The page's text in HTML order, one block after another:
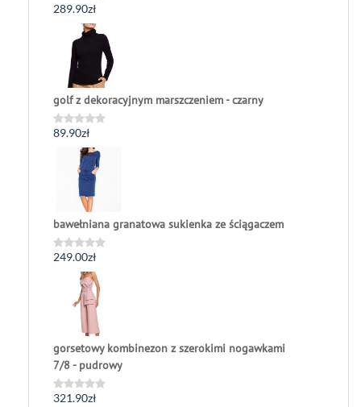
Oceniono
289.90zł
golf z dekoracyjnym marszczeniem - czarny
Oceniono
89.90zł
bawełniana granatowa sukienka ze ściągaczem
Oceniono
249.00zł
gorsetowy kombinezon z szerokimi nogawkami
7/8 - pudrowy
Oceniono
321.90zł